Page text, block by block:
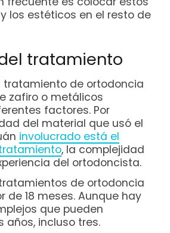
los estéticos en el resto de
tratamiento
tratamiento de ortodoncia
zafiro o metálicos
factores. Por
del material que usó el
involucrado está el
, la complejidad
del ortodoncista.
de ortodoncia
de 18 meses. Aunque hay
que pueden
años, incluso tres.